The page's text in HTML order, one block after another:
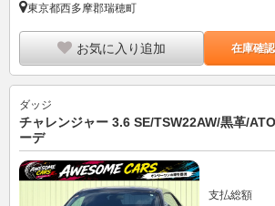
東京都西多摩郡瑞穂町
お気に入り追加 在庫確
ダッジ
チャレンジャー 3.6 SE/TSW22AW/黒革/
ーデ
支払総額